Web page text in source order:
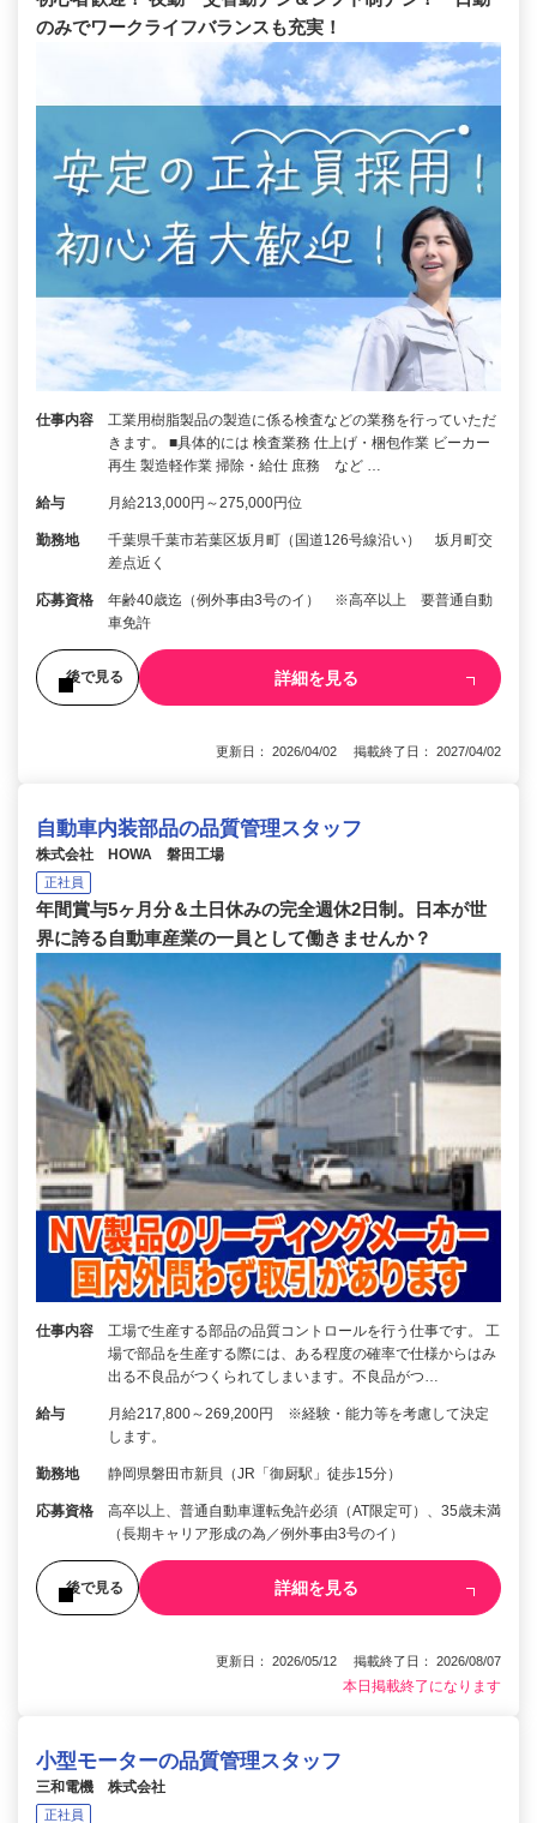
のみでワークライフバランスも充実！
仕事内容
工業用樹脂製品の製造に係る検査などの業務を行っていただ
きます。 ■具体的には 検査業務 仕上げ・梱包作業 ビーカー
再生 製造軽作業 掃除・給仕 庶務 など …
給与 月給213,000円～275,000円位
勤務地
千葉県千葉市若葉区坂月町（国道126号線沿い） 坂月町交
差点近く
応募資格
年齢40歳迄（例外事由3号のイ） ※高卒以上 要普通自動
車免許
後で見る 詳細を見る
更新日： 2026/04/02 掲載終了日： 2027/04/02
自動車内装部品の品質管理スタッフ
株式会社 HOWA 磐田工場
正社員
年間賞与5ヶ月分＆土日休みの完全週休2日制。日本が世
界に誇る自動車産業の一員として働きませんか？
仕事内容
工場で生産する部品の品質コントロールを行う仕事です。 工
場で部品を生産する際には、ある程度の確率で仕様からはみ
出る不良品がつくられてしまいます。不良品がつ…
給与
月給217,800～269,200円 ※経験・能力等を考慮して決定
します。
勤務地 静岡県磐田市新貝（JR「御厨駅」徒歩15分）
応募資格
高卒以上、普通自動車運転免許必須（AT限定可）、35歳未満
（長期キャリア形成の為／例外事由3号のイ）
後で見る 詳細を見る
更新日： 2026/05/12 掲載終了日： 2026/08/07
本日掲載終了になります
小型モーターの品質管理スタッフ
三和電機 株式会社
正社員